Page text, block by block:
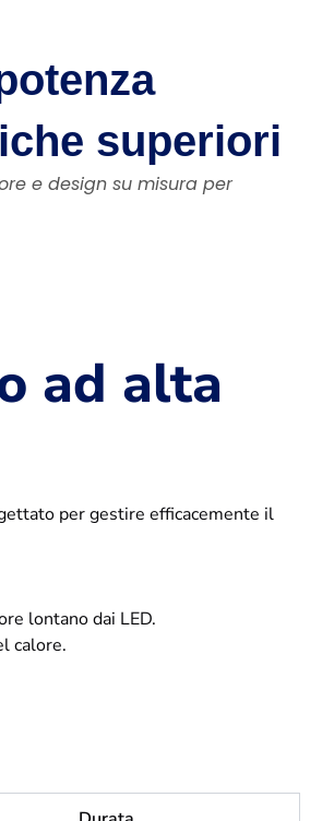
superiori
e design su misura per
ad alta
per gestire efficacemente il
lontano dai LED.
calore.